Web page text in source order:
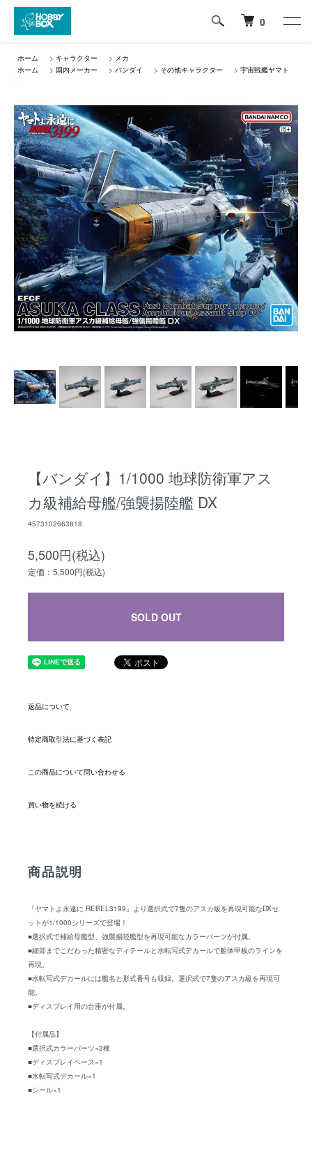
0
ホーム > キャラクター > メカ
ホーム
> 国内メーカー > バンダイ > その他キャラクター > 宇宙戦艦ヤマト
【バンダイ】1/1000 地球防衛軍アス
カ級補給母艦/強襲揚陸艦 DX
4573102663818
5,500円(税込)
定価：5,500円(税込)
SOLD OUT
返品について
特定商取引法に基づく表記
この商品について問い合わせる
買い物を続ける
商品説明
『ヤマトよ永遠に REBEL3199』より選択式で7隻のアスカ級を再現可能なDXセ
ットが1/1000シリーズで登場！
■選択式で補給母艦型、強襲揚陸艦型を再現可能なカラーパーツが付属。
■細部までこだわった精密なディテールと水転写式デカールで船体甲板のラインを
再現。
■水転写式デカールには艦名と形式番号も収録。選択式で7隻のアスカ級を再現可
能。
■ディスプレイ用の台座が付属。
【付属品】
■選択式カラーパーツ×3種
■ディスプレイベース×1
■水転写式デカール×1
■シール×1